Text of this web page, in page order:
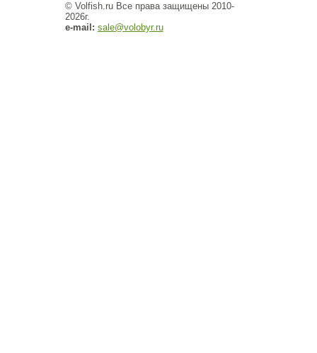
© Volfish.ru Все права защищены 2010-
2026г.
e-mail: sale@volobyr.ru